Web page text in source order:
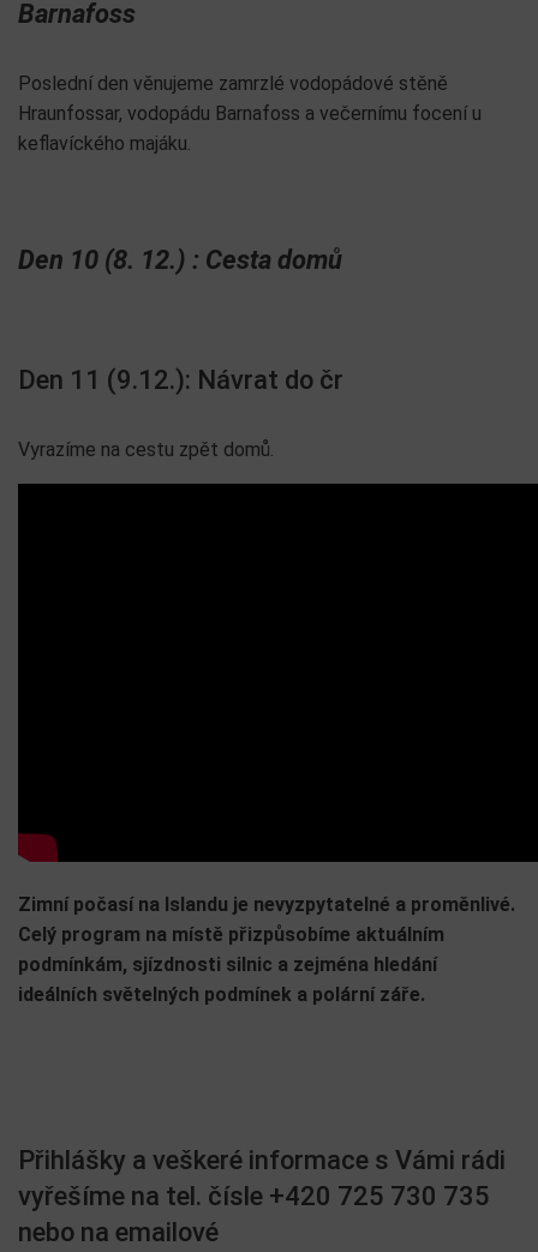
Barnafoss
Poslední den věnujeme zamrzlé vodopádové stěně
Hraunfossar, vodopádu Barnafoss a večernímu focení u
keflavíckého majáku.
Den 10 (8. 12.) : Cesta domů
Den 11 (9.12.): Návrat do čr
Vyrazíme na cestu zpět domů.
Zimní počasí na Islandu je nevyzpytatelné a proměnlivé.
Celý program na místě přizpůsobíme aktuálním
podmínkám, sjízdnosti silnic a zejména hledání
ideálních světelných podmínek a polární záře.
Přihlášky a veškeré informace s Vámi rádi
vyřešíme na tel. čísle +420 725 730 735
nebo na emailové